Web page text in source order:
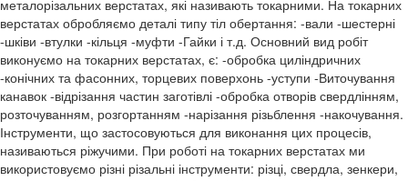
металорізальних верстатах, які називають токарними. На токарних
верстатах обробляємо деталі типу тіл обертання: -вали -шестерні
-шківи -втулки -кільця -муфти -Гайки і т.д. Основний вид робіт
виконуємо на токарних верстатах, є: -обробка циліндричних
-конічних та фасонних, торцевих поверхонь -уступи -Виточування
канавок -відрізання частин заготівлі -обробка отворів свердлінням,
розточуванням, розгортанням -нарізання різьблення -накочування.
Інструменти, що застосовуються для виконання цих процесів,
називаються ріжучими. При роботі на токарних верстатах ми
використовуємо різні різальні інструменти: різці, свердла, зенкери,